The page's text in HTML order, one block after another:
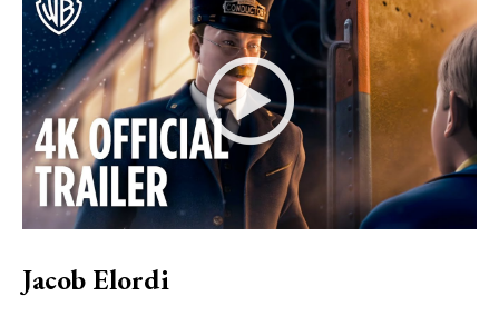
Jacob Elordi